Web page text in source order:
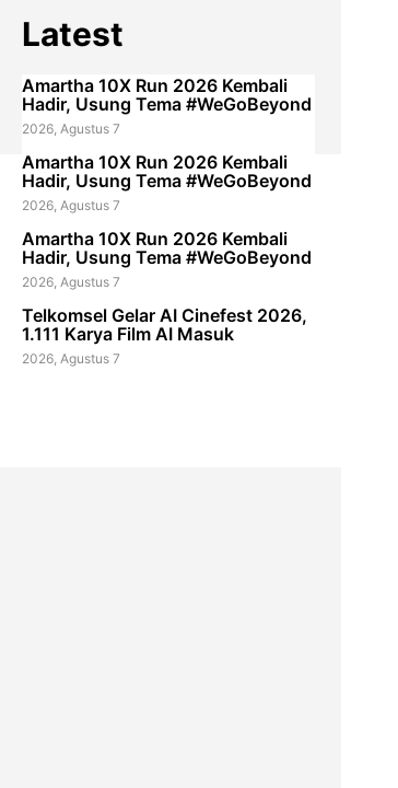
Latest
Amartha 10X Run 2026 Kembali
Hadir, Usung Tema #WeGoBeyond
2026, Agustus 7
Amartha 10X Run 2026 Kembali
Hadir, Usung Tema #WeGoBeyond
2026, Agustus 7
Amartha 10X Run 2026 Kembali
Hadir, Usung Tema #WeGoBeyond
2026, Agustus 7
Telkomsel Gelar AI Cinefest 2026,
1.111 Karya Film AI Masuk
2026, Agustus 7